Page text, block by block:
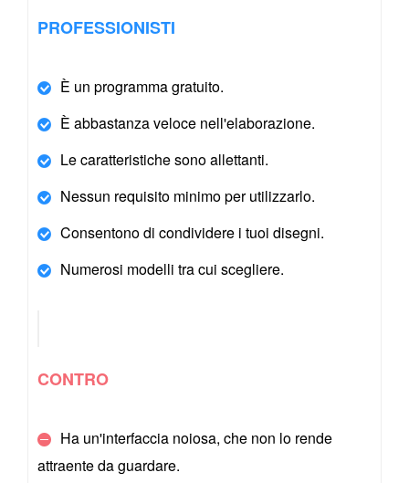
PROFESSIONISTI
È un programma gratuito.
È abbastanza veloce nell'elaborazione.
Le caratteristiche sono allettanti.
Nessun requisito minimo per utilizzarlo.
Consentono di condividere i tuoi disegni.
Numerosi modelli tra cui scegliere.
CONTRO
Ha un'interfaccia noiosa, che non lo rende
attraente da guardare.